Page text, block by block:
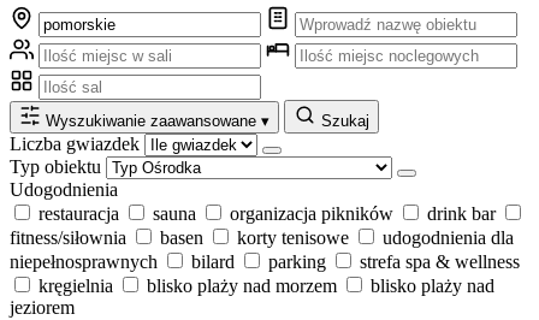
Wyszukiwanie zaawansowane ▾ Szukaj
Liczba gwiazdek
Typ obiektu
Udogodnienia
restauracja
sauna organizacja pikników
drink bar
fitness/siłownia
basen korty tenisowe
udogodnienia dla
niepełnosprawnych
bilard parking
strefa spa & wellness
kręgielnia
blisko plaży nad morzem
blisko plaży nad
jeziorem